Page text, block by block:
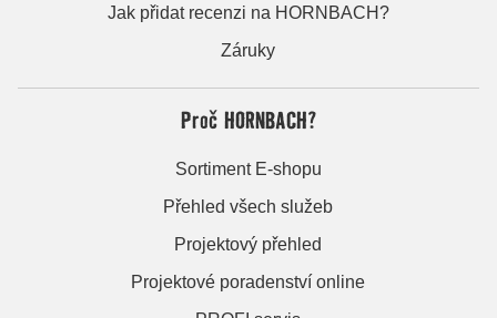
Jak přidat recenzi na HORNBACH?
Záruky
Proč HORNBACH?
Sortiment E-shopu
Přehled všech služeb
Projektový přehled
Projektové poradenství online